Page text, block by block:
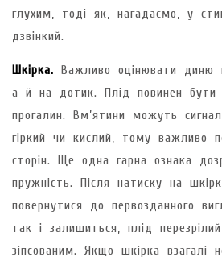
глухим, тоді як, нагадаємо, у
дзвінкий.
Шкірка. Важливо оцінювати диню
а й на дотик. Плід повинен бути
прогалин. Вм’ятини можуть
гіркий чи кислий, тому важливо
сторін. Ще одна гарна ознака
пружність. Після натиску на
повернутися до первозданного
так і залишиться, плід
зіпсованим. Якщо шкірка взагалі